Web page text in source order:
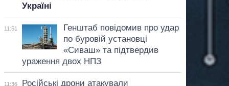
Україні
11:51
Генштаб повідомив про удар
по буровій установці
«Сиваш» та підтвердив
ураження двох НПЗ
11:36
Російські дрони атакували